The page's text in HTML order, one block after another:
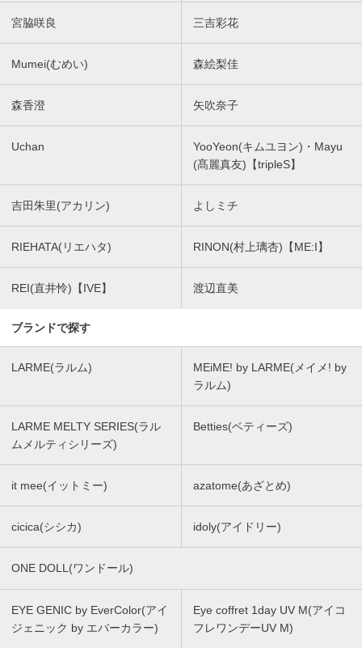
宮脇咲良 三吉彩花
Mumei(むめい) 森絵梨佳
森香澄 矢吹奈子
Uchan
YooYeon(キムユヨン)・Mayu
(髙麗真友)【tripleS】
吉田朱里(アカリン) よしミチ
RIEHATA(リエハタ) RINON(村上璃杏)【ME:I】
REI(直井怜)【IVE】 渡辺直美
ブランドで探す
LARME(ラルム)
MEiME! by LARME(メイメ! by
ラルム)
LARME MELTY SERIES(ラル
ムメルティシリーズ)
Betties(ベティーズ)
it mee(イットミー) azatome(あざとめ)
cicica(シシカ) idoly(アイドリー)
ONE DOLL(ワンドール)
EYE GENIC by EverColor(アイ
ジェニック by エバーカラー)
Eye coffret 1day UV M(アイコ
フレワンデーUV M)